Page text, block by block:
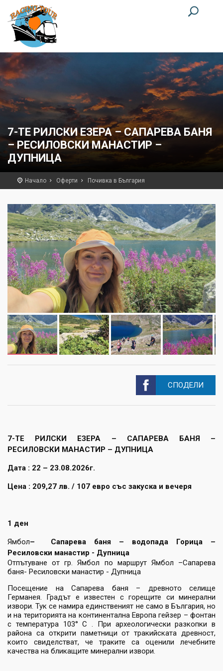
7-ТЕ РИЛСКИ ЕЗЕРА – САПАРЕВА БАНЯ
– РЕСИЛОВСКИ МАНАСТИР –
ДУПНИЦА
Начало Оферти Почивка в България
СПОДЕЛИ
7-ТЕ РИЛСКИ ЕЗЕРА – САПАРЕВА БАНЯ –
РЕСИЛОВСКИ МАНАСТИР – ДУПНИЦА
Дата : 22 – 23.08.2026г.
Цена : 209,27 лв. / 107 евро със закуска и вечеря
1 ден
Ямбол– Сапарева баня – водопада Горица –
Ресиловски манастир - Дупница
Отпътуване от гр. Ямбол по маршрут Ямбол –Сапарева
баня- Ресиловски манастир - Дупница
Посещение на Сапарева баня – древното селище
Германея. Градът е известен с горещите си минерални
извори. Тук се намира единственият не само в България, но
и на територията на континентална Европа гейзер – фонтан
с температура 103° С . При археологически разкопки в
района са открити паметници от тракийската древност,
които свиделстват, че траките са оценили лечебните
качества на бликащите минерални извори.